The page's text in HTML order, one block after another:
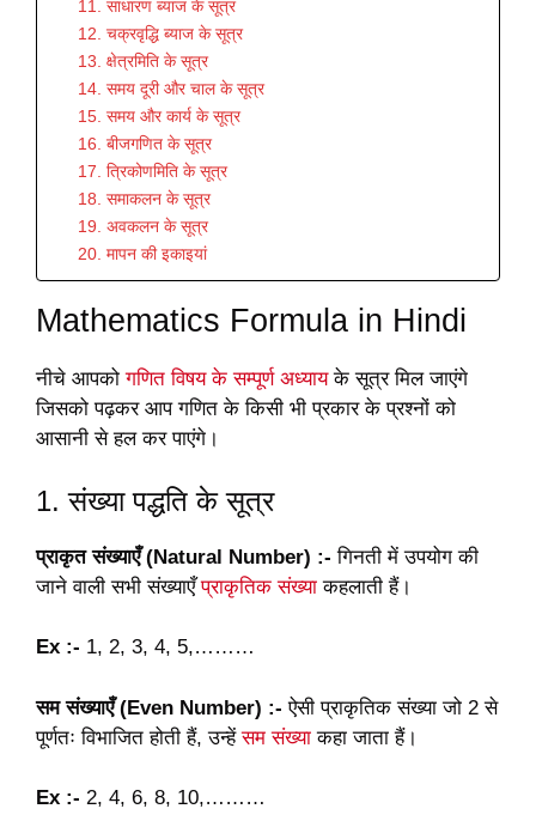
11. साधारण ब्याज के सूत्र
12. चक्रवृद्धि ब्याज के सूत्र
13. क्षेत्रमिति के सूत्र
14. समय दूरी और चाल के सूत्र
15. समय और कार्य के सूत्र
16. बीजगणित के सूत्र
17. त्रिकोणमिति के सूत्र
18. समाकलन के सूत्र
19. अवकलन के सूत्र
20. मापन की इकाइयां
Mathematics Formula in Hindi
नीचे आपकोगणित विषय के सम्पूर्ण अध्यायके सूत्र मिल जाएंगे
जिसको पढ़कर आप गणित के किसी भी प्रकार के प्रश्नों को
आसानी से हल कर पाएंगे।
1. संख्या पद्धति के सूत्र
प्राकृत संख्याएँ (Natural Number) :- गिनती में उपयोग की
जाने वाली सभी संख्याएँप्राकृतिक संख्या कहलाती हैं।
Ex :- 1, 2, 3, 4, 5,………
सम संख्याएँ (Even Number) :- ऐसी प्राकृतिक संख्या जो 2 से
पूर्णतः विभाजित होती हैं, उन्हेंसम संख्या कहा जाता हैं।
Ex :- 2, 4, 6, 8, 10,………